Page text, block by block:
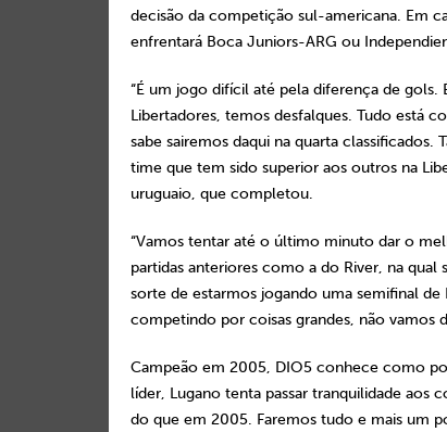
decisão da competição sul-americana. Em
enfrentará Boca Juniors-ARG ou
“É um jogo difícil até pela diferença de
Libertadores, temos desfalques. Tudo está
sabe sairemos daqui na quarta
time que tem sido superior aos outros na
uruguaio, que completou.
“Vamos tentar até o último minuto dar o
partidas anteriores como a do River, na qual
sorte de estarmos jogando uma semifinal
competindo por coisas grandes, não vamos
Campeão em 2005, DIO5 conhece como
líder, Lugano tenta passar tranquilidade aos
do que em 2005. Faremos tudo e mais um